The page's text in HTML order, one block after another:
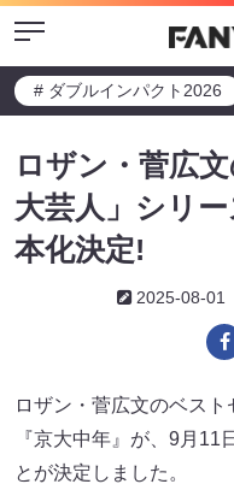
Menu
# ダブルインパクト2026
ロザン・菅広
大芸人」シリ
本化決定!
2025-08-01
ロザン・菅広文のベス
『京大中年』が、9月11
とが決定しました。